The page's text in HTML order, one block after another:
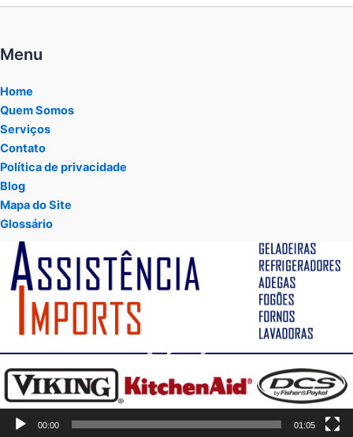
Menu
Home
Quem Somos
Serviços
Contato
Política de privacidade
Blog
Mapa do Site
Glossário
Tocador
vídeo
00:00 01:05